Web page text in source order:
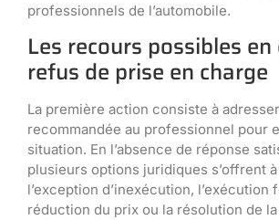
professionnels de l’automobile.
Les recours possibles en
refus de prise en charge
La première action consiste à
recommandée au professionnel pour
situation. En l’absence de réponse
plusieurs options juridiques s’offrent
l’exception d’inexécution, l’exécution
réduction du prix ou la résolution de